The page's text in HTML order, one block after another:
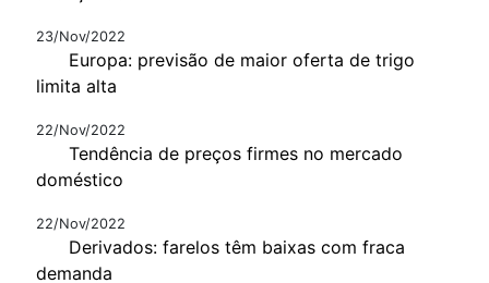
23/Nov/2022
Europa: previsão de maior oferta de trigo
limita alta
22/Nov/2022
Tendência de preços firmes no mercado
doméstico
22/Nov/2022
Derivados: farelos têm baixas com fraca
demanda